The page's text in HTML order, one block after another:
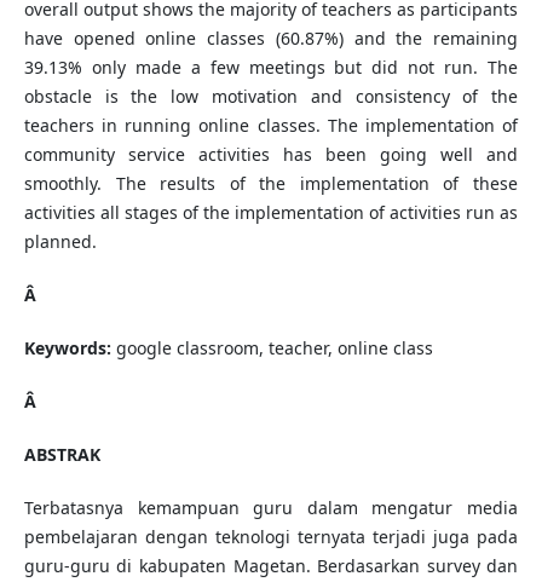
overall output shows the majority of teachers as participants
have opened online classes (60.87%) and the remaining
39.13% only made a few meetings but did not run. The
obstacle is the low motivation and consistency of the
teachers in running online classes. The implementation of
community service activities has been going well and
smoothly. The results of the implementation of these
activities all stages of the implementation of activities run as
planned.
Â
Keywords: google classroom, teacher, online class
Â
ABSTRAK
Terbatasnya kemampuan guru dalam mengatur media
pembelajaran dengan teknologi ternyata terjadi juga pada
guru-guru di kabupaten Magetan. Berdasarkan survey dan